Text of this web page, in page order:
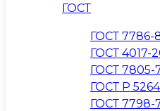
ГОСТ
ГОСТ 7786-
ГОСТ 4017-
ГОСТ 7805-
ГОСТ Р
ГОСТ 7798-